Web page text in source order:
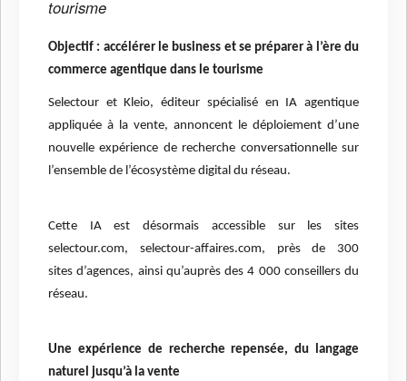
tourisme
Objectif : accélérer le business et se préparer à l’ère du
commerce agentique dans le tourisme
Selectour et Kleio, éditeur spécialisé en IA agentique
appliquée à la vente, annoncent le déploiement d’une
nouvelle expérience de recherche conversationnelle sur
l’ensemble de l’écosystème digital du réseau.
Cette IA est désormais accessible sur les sites
selectour.com, selectour-affaires.com, près de 300
sites d’agences, ainsi qu’auprès des 4 000 conseillers du
réseau.
Une expérience de recherche repensée, du langage
naturel jusqu’à la vente